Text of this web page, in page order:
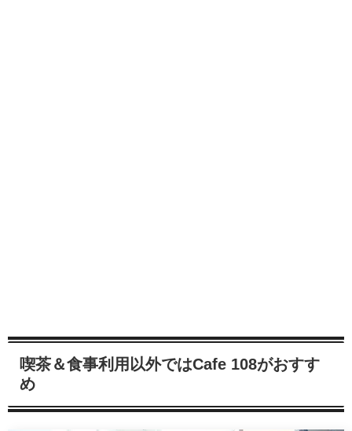
喫茶＆食事利用以外ではCafe 108がおすす
め